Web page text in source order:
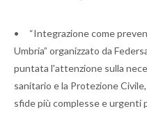
• “Integrazione come
Umbria” organizzato da
puntata l'attenzione sulla
sanitario e la Protezione
sfide più complesse e urgenti